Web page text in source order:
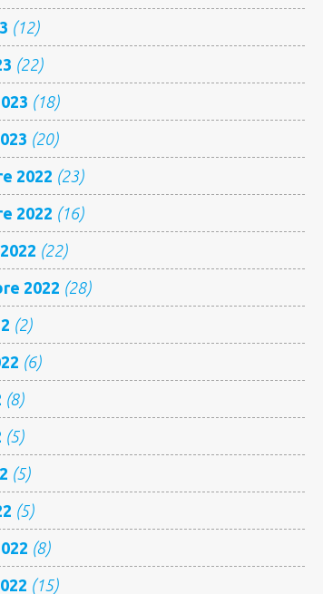
(12)
(22)
(18)
(20)
2022 (23)
2022 (16)
(22)
2022 (28)
(2)
(6)
(8)
(5)
(5)
(5)
(8)
(15)